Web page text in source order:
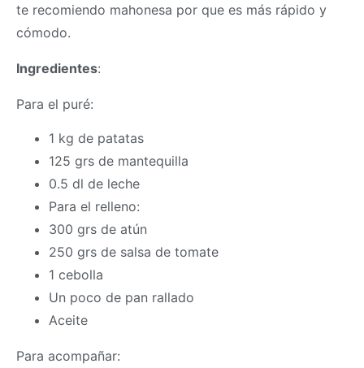
te recomiendo mahonesa por que es más rápido y
cómodo.
Ingredientes:
Para el puré:
1 kg de patatas
125 grs de mantequilla
0.5 dl de leche
Para el relleno:
300 grs de atún
250 grs de salsa de tomate
1 cebolla
Un poco de pan rallado
Aceite
Para acompañar: